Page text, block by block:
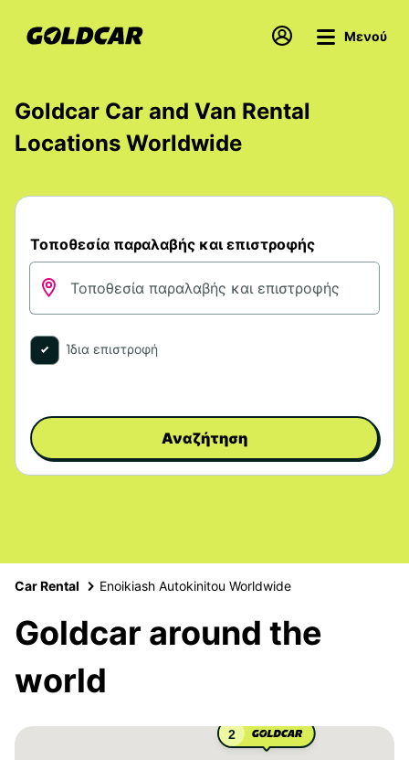
Μενού
Goldcar Car and Van Rental
Locations Worldwide
Τοποθεσία παραλαβής και επιστροφής
Ίδια επιστροφή
Αναζήτηση
Car Rental Enoikiash Autokinitou Worldwide
Goldcar around the
world
2